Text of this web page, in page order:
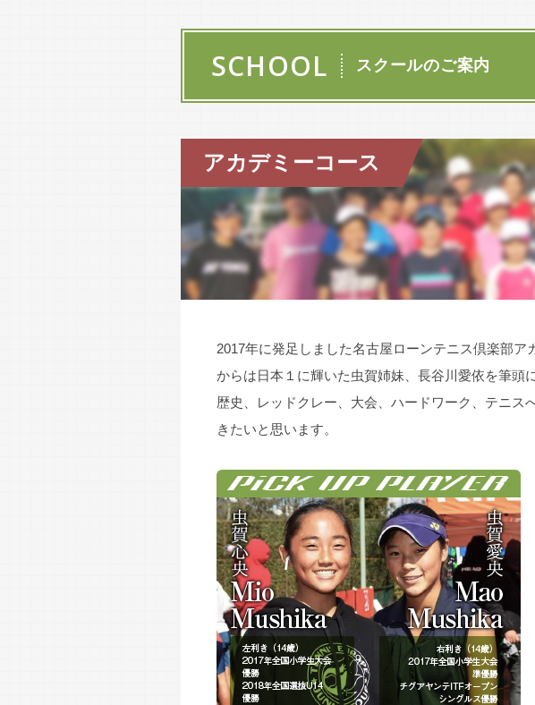
秋季会長杯 2026.6.22
高松杯
開催報告
2026.5.30
令和8年度高松杯
詳しくは ここを
全国百歳庭
球トーナメ
ント
第74回 全国百歳
コーチ募集 2026.6.20
テニスコーチを
詳しくは
ここを
SCHOOL スクールのご案内
アカデミーコース
2017年に発足しました名古屋ローンテニス倶楽部
からは日本１に輝いた虫賀姉妹、長谷川愛依を筆頭
歴史、レッドクレー、大会、ハードワーク、テニ
きたいと思います。
2011年（平成
2014年（平